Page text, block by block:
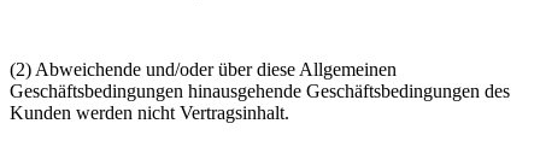
(2) Abweichende und/oder über diese Allgemeinen
Geschäftsbedingungen hinausgehende Geschäftsbedingungen des
Kunden werden nicht Vertragsinhalt.